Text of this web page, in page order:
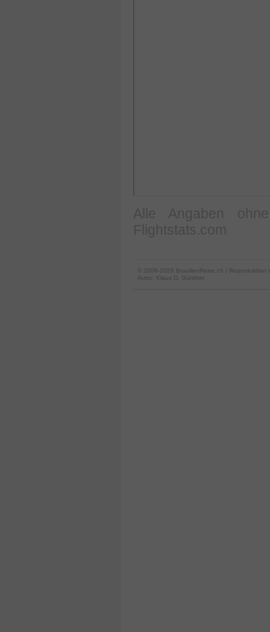
© 2008-2026 BrasilienReise.ch | Reproduktion
Autor: Klaus D. Günther